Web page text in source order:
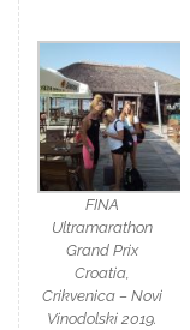
FINA
Ultramarathon
Grand Prix
Croatia,
Crikvenica – Novi
Vinodolski 2019.